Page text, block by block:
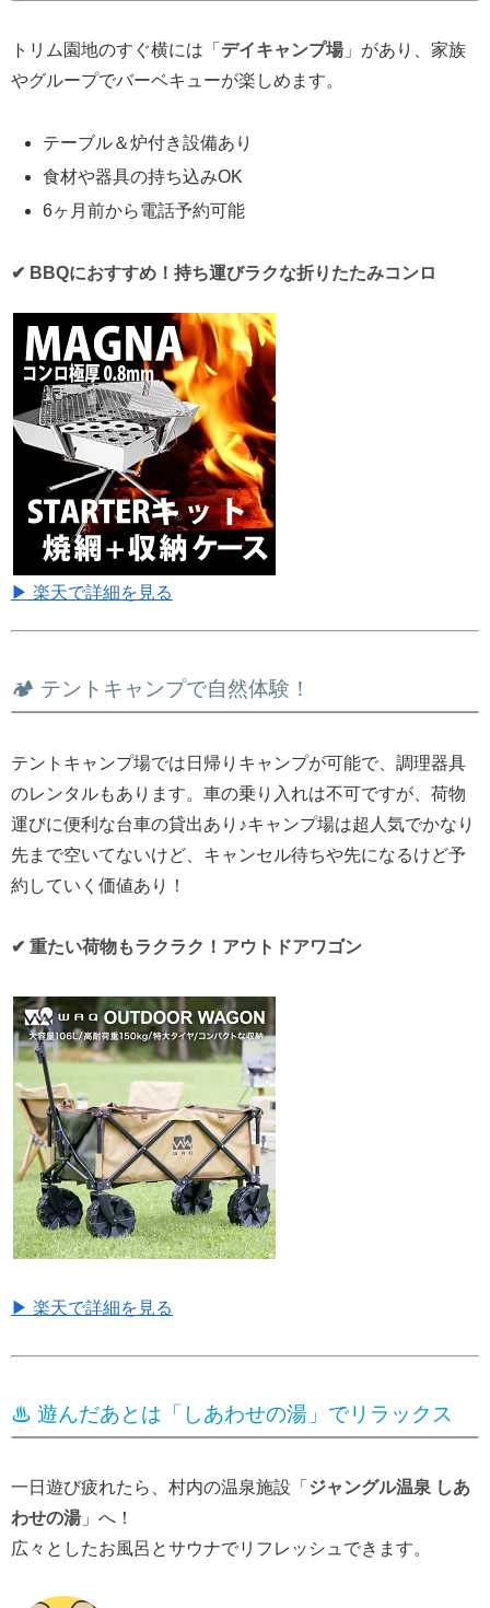
トリム園地のすぐ横には「 デイキャンプ場」があり、家族
やグループでバーベキューが楽しめます。
テーブル＆炉付き設備あり
食材や器具の持ち込みOK
6ヶ月前から電話予約可能
✔ BBQにおすすめ！持ち運びラクな折りたたみコンロ
▶ 楽天で詳細を見る
🏕️ テントキャンプで自然体験！
テントキャンプ場では日帰りキャンプが可能で、調理器具
のレンタルもあります。車の乗り入れは不可ですが、荷物
運びに便利な台車の貸出あり♪キャンプ場は超人気でかなり
先まで空いてないけど、キャンセル待ちや先になるけど予
約していく価値あり！
✔ 重たい荷物もラクラク！アウトドアワゴン
▶ 楽天で詳細を見る
♨ 遊んだあとは「しあわせの湯」でリラックス
一日遊び疲れたら、村内の温泉施設「 ジャングル温泉 しあ
わせの湯 」へ！
広々としたお風呂とサウナでリフレッシュできます。